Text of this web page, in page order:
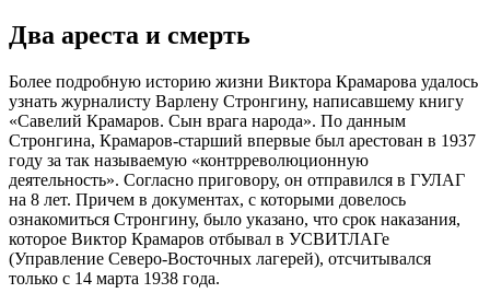
Два ареста и смерть
Более подробную историю жизни Виктора Крамарова удалось
узнать журналисту Варлену Стронгину, написавшему книгу
«Савелий Крамаров. Сын врага народа». По данным
Стронгина, Крамаров-старший впервые был арестован в 1937
году за так называемую «контрреволюционную
деятельность». Согласно приговору, он отправился в ГУЛАГ
на 8 лет. Причем в документах, с которыми довелось
ознакомиться Стронгину, было указано, что срок наказания,
которое Виктор Крамаров отбывал в УСВИТЛАГе
(Управление Северо-Восточных лагерей), отсчитывался
только с 14 марта 1938 года.